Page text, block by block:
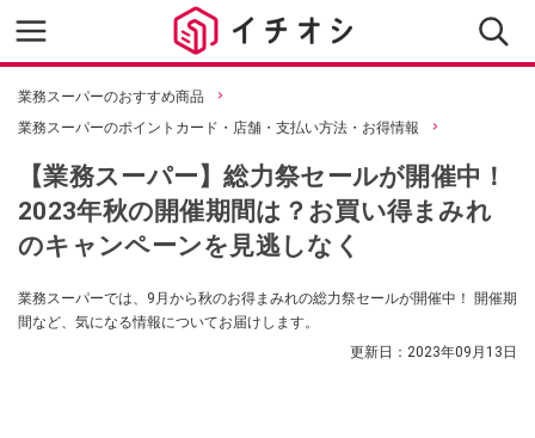
業務スーパーのおすすめ商品
業務スーパーのポイントカード・店舗・支払い方法・お得情報
【業務スーパー】総力祭セールが開催中！
2023年秋の開催期間は？お買い得まみれ
のキャンペーンを見逃しなく
業務スーパーでは、9月から秋のお得まみれの総力祭セールが開催中！ 開催期
間など、気になる情報についてお届けします。
更新日： 2023年09月13日